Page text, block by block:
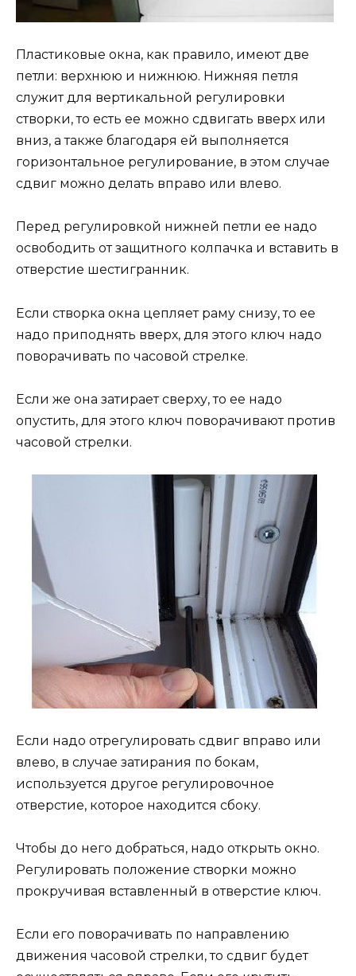
Пластиковые окна, как правило, имеют две
петли: верхнюю и нижнюю. Нижняя петля
служит для вертикальной регулировки
створки, то есть ее можно сдвигать вверх или
вниз, а также благодаря ей выполняется
горизонтальное регулирование, в этом случае
сдвиг можно делать вправо или влево.
Перед регулировкой нижней петли ее надо
освободить от защитного колпачка и вставить в
отверстие шестигранник.
Если створка окна цепляет раму снизу, то ее
надо приподнять вверх, для этого ключ надо
поворачивать по часовой стрелке.
Если же она затирает сверху, то ее надо
опустить, для этого ключ поворачивают против
часовой стрелки.
Если надо отрегулировать сдвиг вправо или
влево, в случае затирания по бокам,
используется другое регулировочное
отверстие, которое находится сбоку.
Чтобы до него добраться, надо открыть окно.
Регулировать положение створки можно
прокручивая вставленный в отверстие ключ.
Если его поворачивать по направлению
движения часовой стрелки, то сдвиг будет